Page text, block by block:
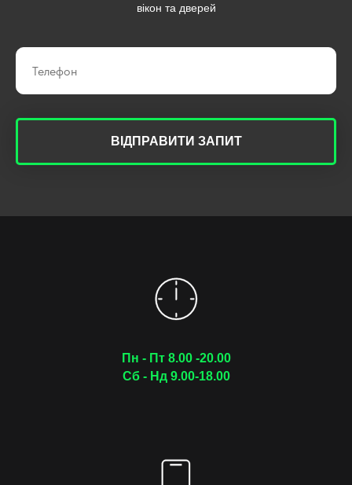
вікон та дверей
ВІДПРАВИТИ ЗАПИТ
Пн - Пт 8.00 -20.00
Сб - Нд 9.00-18.00